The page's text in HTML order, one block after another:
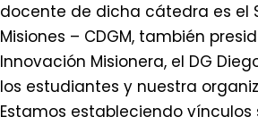
docente de dicha cátedra es el
Misiones – CDGM, también
Innovación Misionera, el DG
los estudiantes y nuestra
Estamos estableciendo